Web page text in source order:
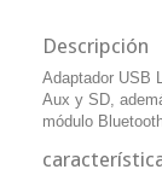
Descripción
Adaptador USB
Aux y SD,
módulo